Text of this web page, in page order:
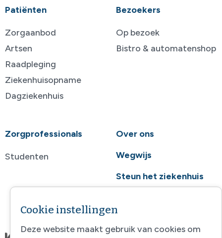
Patiënten
Zorgaanbod
Artsen
Raadpleging
Ziekenhuisopname
Dagziekenhuis
Bezoekers
Op bezoek
Bistro & automatenshop
Zorgprofessionals
Studenten
Over ons
Wegwijs
Steun het ziekenhuis
Cookie instellingen
Deze website maakt gebruik van cookies om